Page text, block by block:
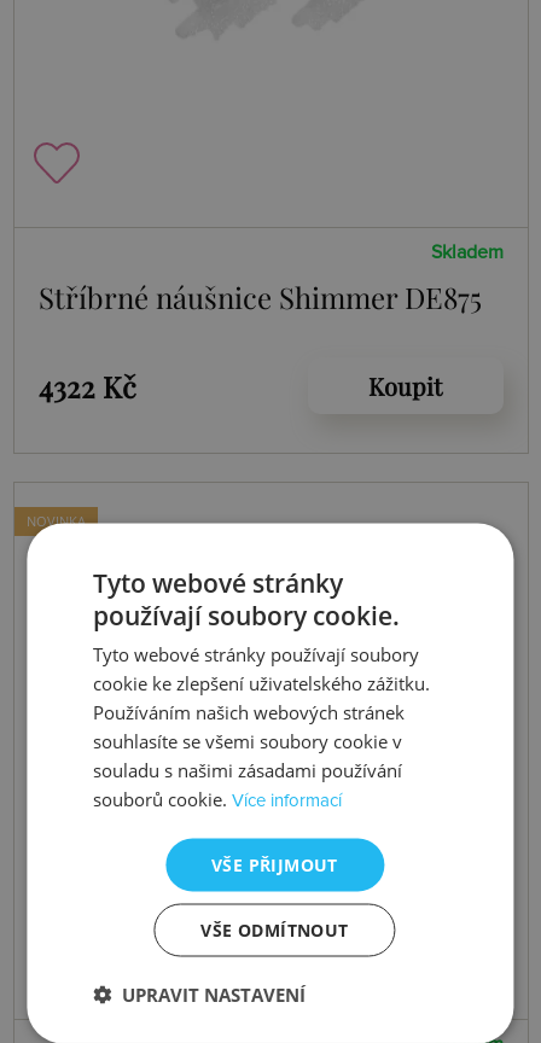
Skladem
Stříbrné náušnice Shimmer DE875
4322 Kč Koupit
NOVINKA
Tyto webové stránky
používají soubory cookie.
Tyto webové stránky používají soubory
cookie ke zlepšení uživatelského zážitku.
Používáním našich webových stránek
souhlasíte se všemi soubory cookie v
souladu s našimi zásadami používání
souborů cookie.Více informací
VŠE PŘIJMOUT
VŠE ODMÍTNOUT
UPRAVIT NASTAVENÍ